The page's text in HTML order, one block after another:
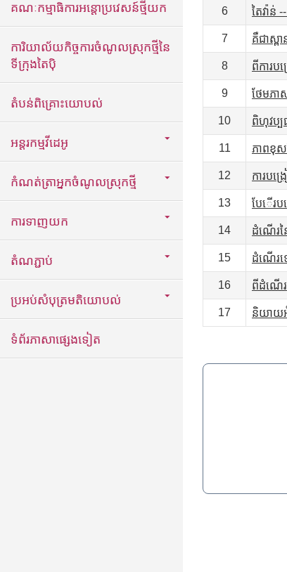
គណៈកម្មាធិការអន្តោប្រវេសន៍ថ្មីយក
ការិយាល័យកិច្ចការចំណូលស្រុកថ្មីនៃ
ទីក្រុងតៃប៉ិ
តំបន់ពិគ្រោះយោបល់
អន្តរកម្មវីដេអូ
កំណត់ត្រាអ្នកចំណូលស្រុកថ្មី
ការទាញយក
តំណភ្ជាប់
ប្រអប់សំបុត្រមតិយោបល់
ទំព័រភាសាផ្សេងទៀត
6 តៃវ៉ាន់
7 គឺជាស្ព
8 ពីការប
9 ថែមភា
10 ពិហុវប្ប
11 ភាពខុស
12 ការបង្
13 បែើរប
14 ដំណើរន
15 ដំណើរទ
16 ពីដំណើរ
17 និយាយអំ